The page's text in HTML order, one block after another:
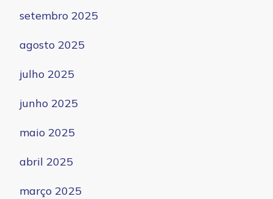
setembro 2025
agosto 2025
julho 2025
junho 2025
maio 2025
abril 2025
março 2025